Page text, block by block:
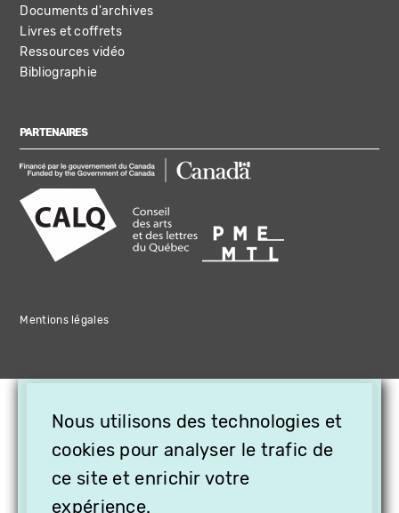
Documents d'archives
Livres et coffrets
Ressources vidéo
Bibliographie
PARTENAIRES
Mentions légales
Nous utilisons des technologies et
cookies pour analyser le trafic de
ce site et enrichir votre
expérience.
OFFREZ LA VIDÉO EN
CADEAU, ABONNEZ VOS
PROCHES À VITHÈQUE !